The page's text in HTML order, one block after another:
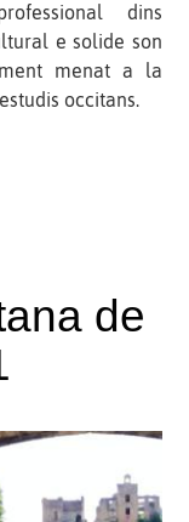
dins
e solide son
menat a la
occitans.
de